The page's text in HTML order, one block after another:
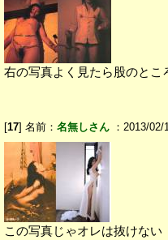
右の写真よく見たら股のとこ
[17] 名前： 名無しさん ：2013/
この写真じゃオレは抜けない